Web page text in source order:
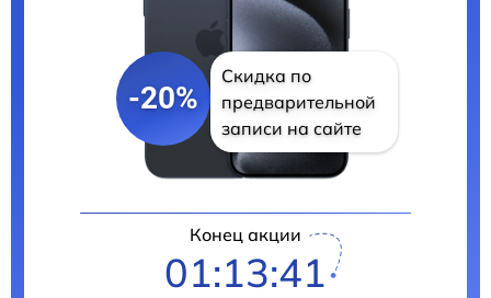
-20%
Скидка по
предварительной
записи на сайте
Конец акции
01:13:40